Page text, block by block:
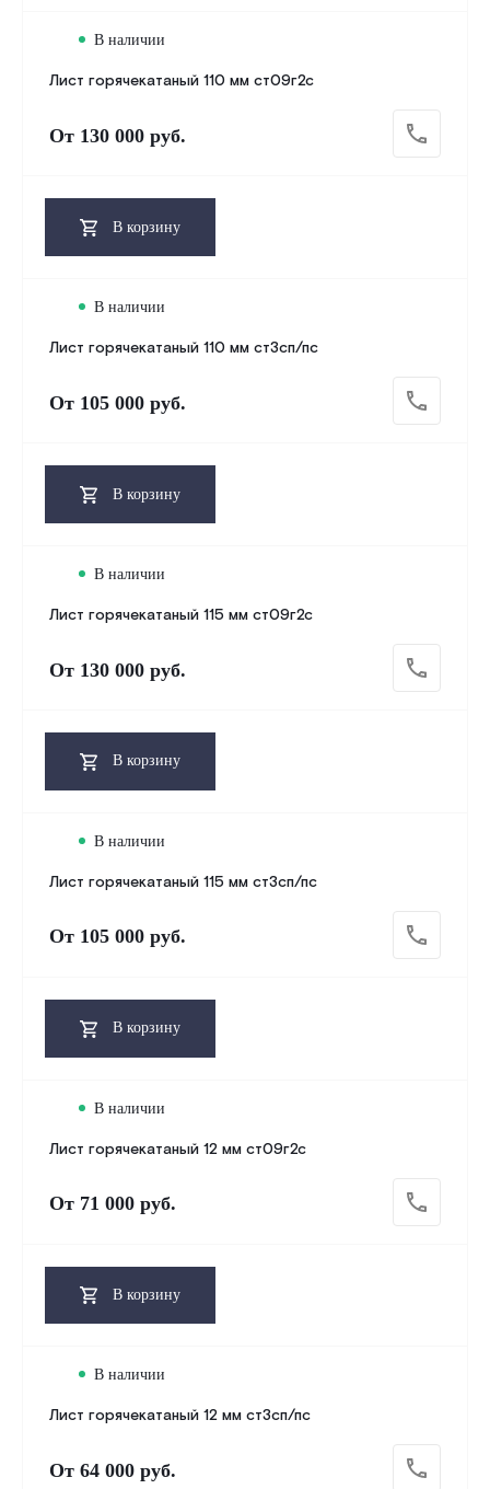
Лист горячекатаный 110 мм ст09г2с
В наличии
От 130 000 руб.
В корзину
Лист горячекатаный 110 мм ст3сп/пс
В наличии
От 105 000 руб.
В корзину
Лист горячекатаный 115 мм ст09г2с
В наличии
От 130 000 руб.
В корзину
Лист горячекатаный 115 мм ст3сп/пс
В наличии
От 105 000 руб.
В корзину
Лист горячекатаный 12 мм ст09г2с
В наличии
От 71 000 руб.
В корзину
Лист горячекатаный 12 мм ст3сп/пс
В наличии
От 64 000 руб.